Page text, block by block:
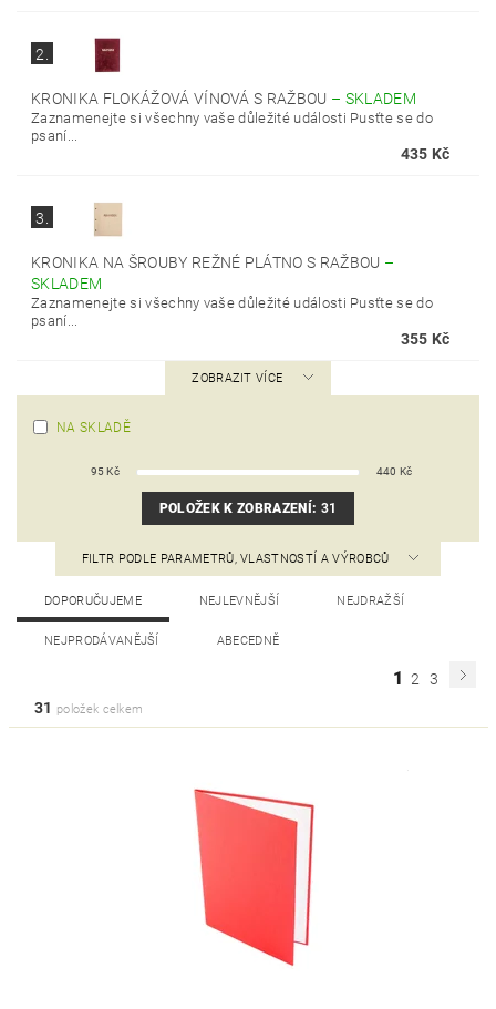
2.
KRONIKA FLOKÁŽOVÁ VÍNOVÁ S RAŽBOU – SKLADEM
Zaznamenejte si všechny vaše důležité události Pusťte se do
psaní...
435 Kč
3.
KRONIKA NA ŠROUBY REŽNÉ PLÁTNO S RAŽBOU –
SKLADEM
Zaznamenejte si všechny vaše důležité události Pusťte se do
psaní...
355 Kč
ZOBRAZIT VÍCE
NA SKLADĚ
95Kč 440 Kč
POLOŽEK K ZOBRAZENÍ: 31
FILTR PODLE PARAMETRŮ, VLASTNOSTÍ A VÝROBCŮ
DOPORUČUJEME NEJLEVNĚJŠÍ NEJDRAŽŠÍ
NEJPRODÁVANĚJŠÍ ABECEDNĚ
1 2
3
31 položek celkem